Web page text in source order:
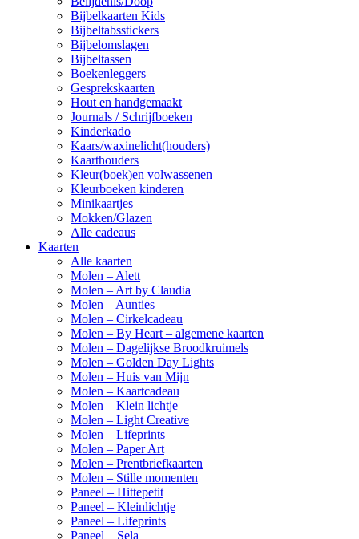
Bijbelkaarten Kids
Bijbeltabsstickers
Bijbelomslagen
Bijbeltassen
Boekenleggers
Gesprekskaarten
Hout en handgemaakt
Journals / Schrijfboeken
Kinderkado
Kaars/waxinelicht(houders)
Kaarthouders
Kleur(boek)en volwassenen
Kleurboeken kinderen
Minikaartjes
Mokken/Glazen
Alle cadeaus
Kaarten
Alle kaarten
Molen – Alett
Molen – Art by Claudia
Molen – Aunties
Molen – Cirkelcadeau
Molen – By Heart – algemene kaarten
Molen – Dagelijkse Broodkruimels
Molen – Golden Day Lights
Molen – Huis van Mijn
Molen – Kaartcadeau
Molen – Klein lichtje
Molen – Light Creative
Molen – Lifeprints
Molen – Paper Art
Molen – Prentbriefkaarten
Molen – Stille momenten
Paneel – Hittepetit
Paneel – Kleinlichtje
Paneel – Lifeprints
Paneel – Sela